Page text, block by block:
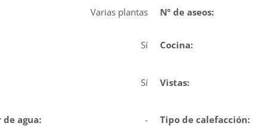
Varias plantas Nº de aseos:
Sí Cocina:
Sí Vistas:
agua: - Tipo de calefacción: